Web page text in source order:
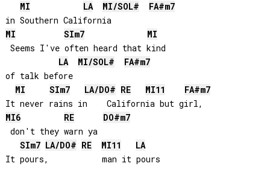
MI
LA MI/SOL# FA#m7
in Southern California
MI
SIm7
MI
Seems I've often heard that kind
LA
MI/SOL# FA#m7
of talk before
MI
SIm7 LA/DO# RE MI11 FA#m7
MI6 RE DO#m7
don't they warn ya
SIm7 LA/DO# RE MI11
LA
It pours,           man it pours